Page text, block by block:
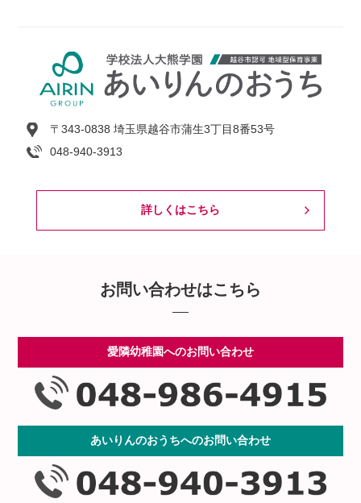
〒343-0838 埼玉県越谷市蒲生3丁目8番53号
048-940-3913
詳しくはこちら
お問い合わせはこちら
愛隣幼稚園へのお問い合わせ
あいりんのおうちへのお問い合わせ